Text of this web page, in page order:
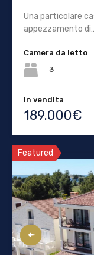
Una particolare
appezzamento
Camera da letto
3
In vendita
189.000€
Featured